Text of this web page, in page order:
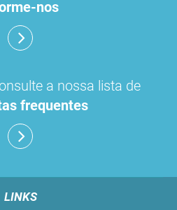
nos
a nossa lista de
frequentes
LINKS